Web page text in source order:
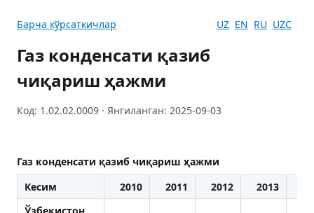
Барча кўрсаткичлар UZ EN RU UZC
Газ конденсати қазиб
чиқариш ҳажми
Код: 1.02.02.0009 · Янгиланган: 2025-09-03
Газ конденсати қазиб чиқариш ҳажми
Кесим
2010 2011 2012 2013